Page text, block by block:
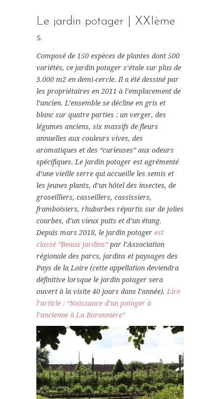
Le jardin potager | XXIème
s.
Composé de 150 espèces de plantes dont 500
variétés, ce jardin potager s’étale sur plus de
3.000 m2 en demi-cercle. Il a été dessiné par
les propriétaires en 2011 à l’emplacement de
l’ancien. L’ensemble se décline en gris et
blanc sur quatre parties : un verger, des
légumes anciens, six massifs de fleurs
annuelles aux couleurs vives, des
aromatiques et des “curieuses” aux odeurs
spécifiques. Le jardin potager est agrémenté
d’une vieille serre qui accueille les semis et
les jeunes plants, d’un hôtel des insectes, de
groseilliers, casseillers, cassissiers,
framboisiers, rhubarbes répartis sur de jolies
courbes, d’un vieux puits et d’un étang.
Depuis mars 2018, le jardin potager est
classé “Beaux jardins”par l’Association
régionale des parcs, jardins et paysages des
Pays de la Loire (cette appellation deviendra
définitive lorsque le jardin potager sera
ouvert à la visite 40 jours dans l’année). Lire
l’article : “Naissance d’un potager à
l’ancienne à La Baronnière”